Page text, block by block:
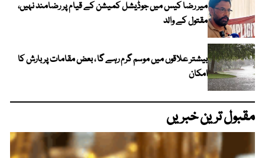
میر رضا کیس میں جوڈیشل کمیشن کے قیام پر رضامند نہیں،
مقتول کے والد
بیشتر علاقوں میں موسم گرم رہے گا ، بعض مقامات پر بارش کا
امکان
مقبول ترین خبریں